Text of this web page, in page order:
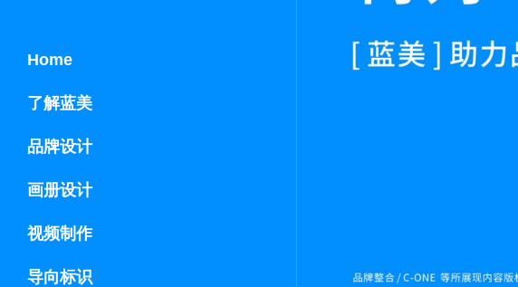
Home
了解蓝美
品牌设计
画册设计
视频制作
导向标识